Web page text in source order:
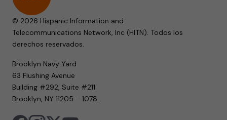
© 2026 Hispanic Information and
Telecommunications Network, Inc (HITN). Todos los
derechos reservados.
Brooklyn Navy Yard
63 Flushing Avenue
Building #292, Suite #211
Brooklyn, NY 11205 – 1078.